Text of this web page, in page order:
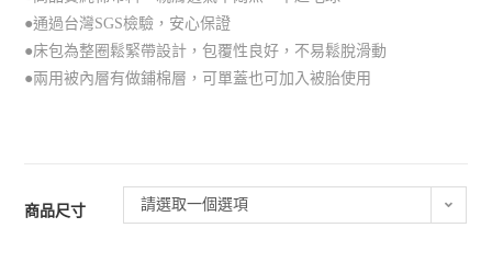
●通過台灣SGS檢驗，安心保證
●床包為整圈鬆緊帶設計，包覆性良好，不易鬆脫滑動
●兩用被內層有做鋪棉層，可單蓋也可加入被胎使用
商品尺寸 請選取一個選項